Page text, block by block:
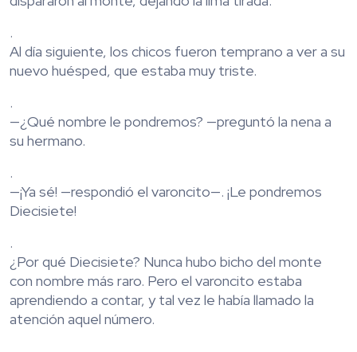
.
Al día siguiente, los chicos fueron temprano a ver a su
nuevo huésped, que estaba muy triste.
.
—¿Qué nombre le pondremos? —preguntó la nena a
su hermano.
.
—¡Ya sé! —respondió el varoncito—. ¡Le pondremos
Diecisiete!
.
¿Por qué Diecisiete? Nunca hubo bicho del monte
con nombre más raro. Pero el varoncito estaba
aprendiendo a contar, y tal vez le había llamado la
atención aquel número.